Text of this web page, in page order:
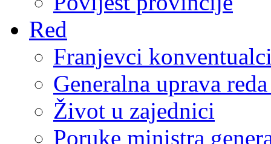
Red
Franjevci
Generalna uprava
Život u zajednici
Poruke ministra